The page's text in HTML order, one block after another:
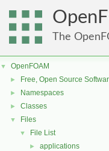
The
▼ OpenFOAM
► Free, Open Source
► Namespaces
► Classes
▼ Files
▼ File List
► applications